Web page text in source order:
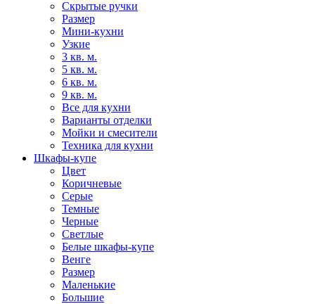
Скрытые ручки
Размер
Мини-кухни
Узкие
3 кв. м.
5 кв. м.
6 кв. м.
9 кв. м.
Все для кухни
Варианты отделки
Мойки и смесители
Техника для кухни
Шкафы-купе
Цвет
Коричневые
Серые
Темные
Черные
Светлые
Белые шкафы-купе
Венге
Размер
Маленькие
Большие